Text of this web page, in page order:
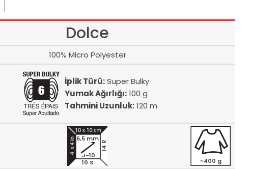
Dolce
100% Micro Polyester
İplik Türü:Super Bulky
Yumak Ağırlığı:100 g
Tahmini Uzunluk:120 m
10 S
14 R
6,5 mm
J-10
~400 g